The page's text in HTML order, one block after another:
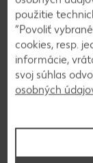
Ešte
Prihláste sa na
súťažiach či
platnosťou akcie
použitie
“Povoliť
cookies, resp.
informácie,
svoj súhlas
osobných